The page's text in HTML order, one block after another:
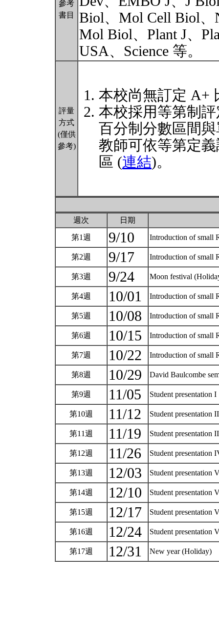
參考
書目
Biol、Mol Cell Biol、
Mol Biol、Plant J、
USA、Science 等。
評量
方式
(僅供
參考)
本校尚無訂定 A+
本校採用等第制
百分制分數區間
教師可依等第定
區 (連結)。
週次 日期
第1週 9/10 Introduction of small
第2週 9/17 Introduction of small
第3週 9/24 Moon festival
第4週 10/01 Introduction of small
第5週 10/08 Introduction of small
第6週 10/15 Introduction of small
第7週 10/22 Introduction of small
第8週 10/29 David Baulcombe
第9週 11/05 Student presentation
第10週 11/12 Student presentation
第11週 11/19 Student presentation
第12週 11/26 Student presentation
第13週 12/03 Student presentation
第14週 12/10 Student presentation
第15週 12/17 Student presentation
第16週 12/24 Student presentation
第17週 12/31 New year (Holiday)